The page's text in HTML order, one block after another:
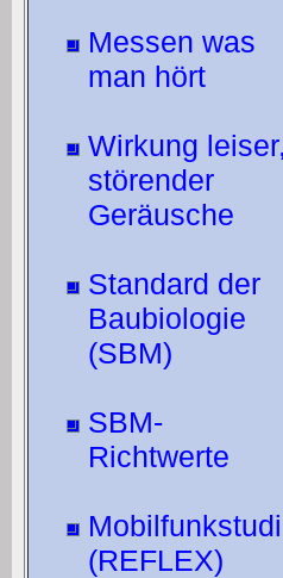
Messen was
man hört
Wirkung
störender
Geräusche
Standard der
Baubiologie
(SBM)
SBM-
Richtwerte
(REFLEX)